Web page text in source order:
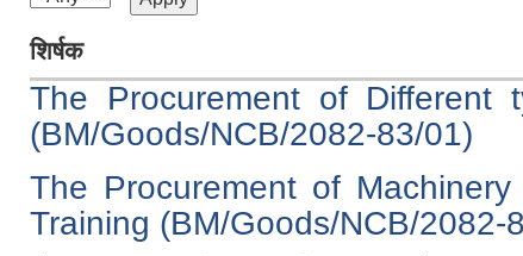
शिर्षक
The Procurement of Different
(BM/Goods/NCB/2082-83/01)
The Procurement of
Training (BM/Goods/NCB/2082-